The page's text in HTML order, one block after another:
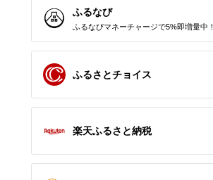
ふるなび
ふるなびマネーチャージで5%即増量中！
ふるさとチョイス
楽天ふるさと納税